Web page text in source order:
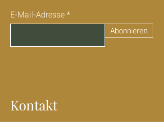
E-Mail-Adresse
Abonnieren
Kontakt